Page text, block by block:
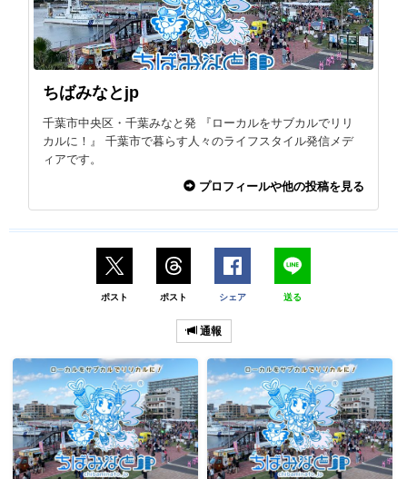
ちばみなとjp
千葉市中央区・千葉みなと発 『ローカルをサブカルでリリ
カルに！』 千葉市で暮らす人々のライフスタイル発信メデ
ィアです。
プロフィールや他の投稿を見る
ポスト ポスト シェア 送る
通報